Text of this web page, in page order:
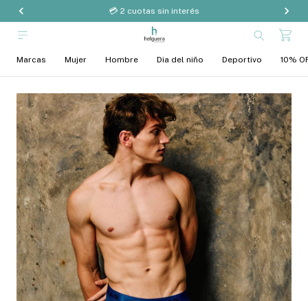
💳 2 cuotas sin interés
Marcas Mujer Hombre Dia del niño Deportivo 10%